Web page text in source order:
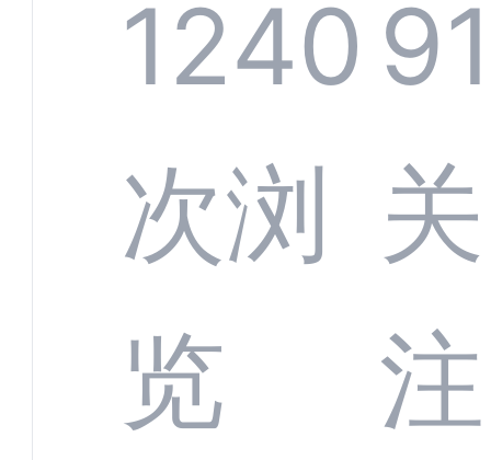
部供应
商深度
1240
次浏
览
关
注